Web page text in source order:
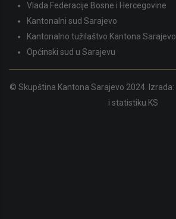
Vlada Federacije Bosne i Hercegovine
Kantonalni sud Sarajevo
Kantonalno tužilaštvo Kantona Sarajevo
Općinski sud u Sarajevu
© Skupština Kantona Sarajevo 2024. Izrada:
i statistiku KS